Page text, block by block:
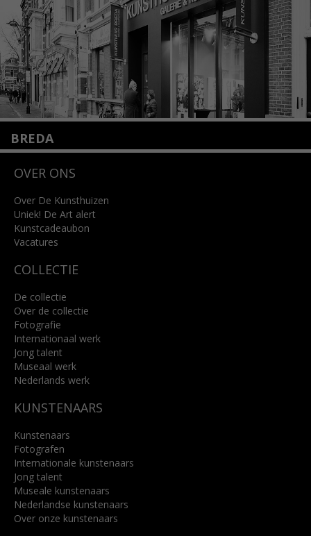
Lees meer
BREDA
4818 SB Breda
info@kunsthuisbreda.nl
Lees meer
OVER ONS
Over De Kunsthuizen
Uniek! De Art alert
Kunstcadeaubon
Vacatures
COLLECTIE
De collectie
Over de collectie
Fotografie
Internationaal werk
Jong talent
Museaal werk
Nederlands werk
KUNSTENAARS
Kunstenaars
Fotografen
Internationale kunstenaars
Jong talent
Museale kunstenaars
Nederlandse kunstenaars
Over onze kunstenaars